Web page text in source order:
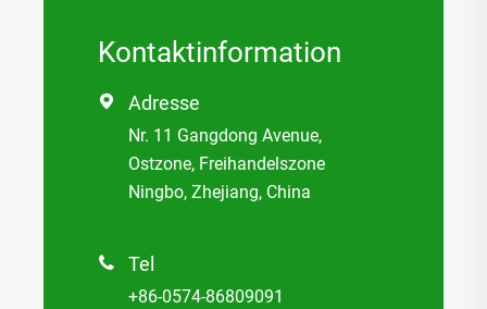
Kontaktinformation
 Adresse
Nr. 11 Gangdong Avenue,
Ostzone, Freihandelszone
Ningbo, Zhejiang, China
 Tel
+86-0574-86809091